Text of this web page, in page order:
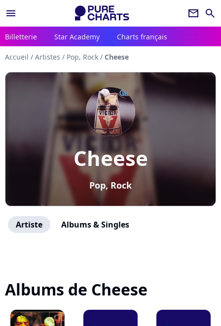
menu newsletter search
Billetterie Star Academy Charts français
Accueil / Artistes / Pop, Rock / Cheese
Cheese
Pop, Rock
Artiste Albums & Singles
Albums de Cheese